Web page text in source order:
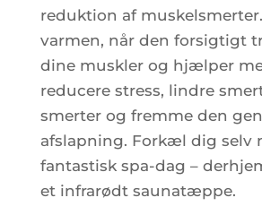
reduktion af
varmen, når den forsigtigt
dine muskler og hjælper
reducere stress, lindre
smerter og fremme den
afslapning. Forkæl dig selv
fantastisk spa-dag –
et infrarødt saunatæppe.